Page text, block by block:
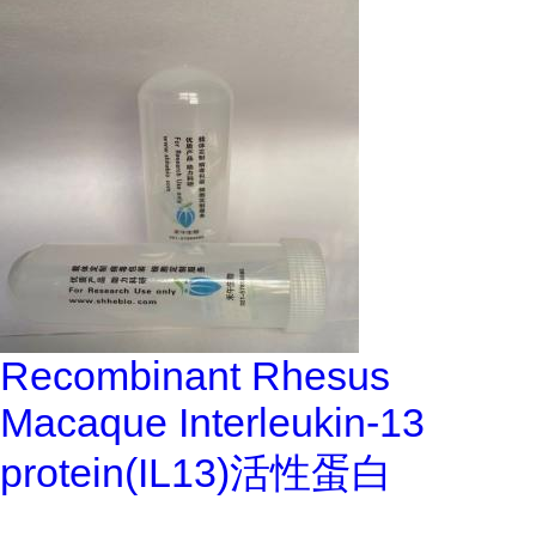
Recombinant Rhesus
Macaque Interleukin-13
protein(IL13)活性蛋白